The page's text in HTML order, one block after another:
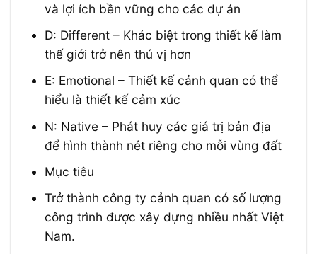
và lợi ích bền vững cho các dự án
D: Different – Khác biệt trong thiết kế làm
thế giới trở nên thú vị hơn
E: Emotional – Thiết kế cảnh quan có thể
hiểu là thiết kế cảm xúc
N: Native – Phát huy các giá trị bản địa
để hình thành nét riêng cho mỗi vùng đất
Mục tiêu
Trở thành công ty cảnh quan có số lượng
công trình được xây dựng nhiều nhất Việt
Nam.